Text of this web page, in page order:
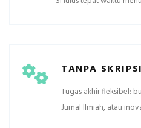
TANPA SKRIPSI
Tugas akhir fleksibel:
Jurnal Ilmiah, atau